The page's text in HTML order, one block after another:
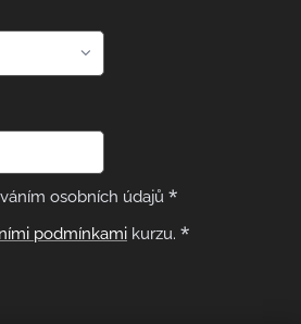
osobních údajů
podmínkami kurzu.